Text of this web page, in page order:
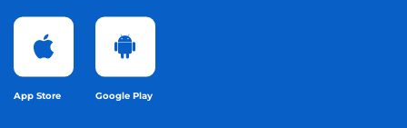
App Store Google Play